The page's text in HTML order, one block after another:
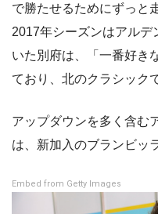
で勝たせるためにずっと
2017年シーズンはアルデ
いた別府は、「一番好き
ており、北のクラシック
アップダウンを多く含む
は、新加入のブランビッ
Embed from Getty Images